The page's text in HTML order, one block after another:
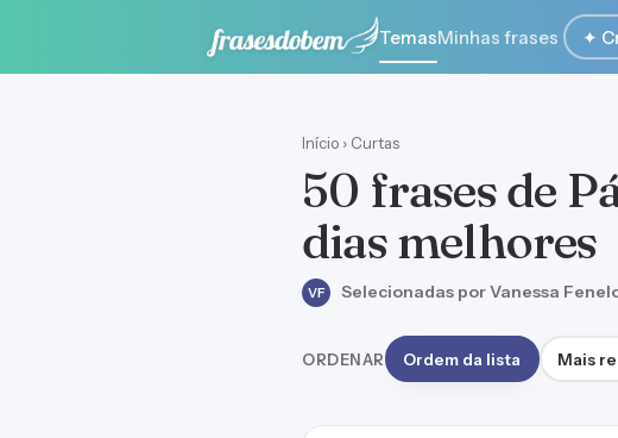
TemasMinhas frases ✦
Início › Curtas
50 frases de
dias melhores
VF Selecionadas por Vanessa
ORDENAR Ordem da lista Mais